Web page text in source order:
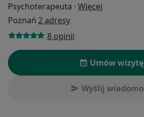
Psychoterapeuta · Więcej
Poznań 2 adresy
8 opinii
Umów wizytę
Wyślij